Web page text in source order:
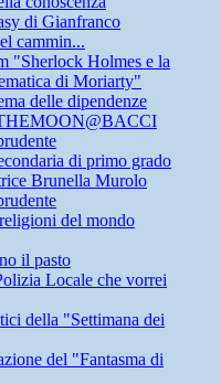
di Gianfranco
cammin...
"Sherlock Holmes e la
di Moriarty"
delle dipendenze
di primo grado
Brunella Murolo
del mondo
il pasto
Locale che vorrei
della "Settimana dei
del "Fantasma di